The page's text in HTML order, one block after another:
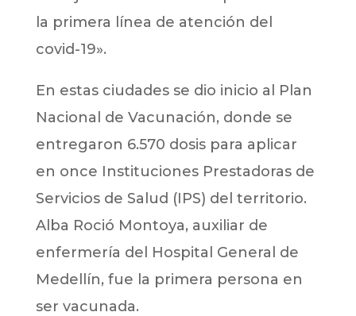
la primera línea de atención del
covid-19».
En estas ciudades se dio inicio al Plan
Nacional de Vacunación, donde se
entregaron 6.570 dosis para aplicar
en once Instituciones Prestadoras de
Servicios de Salud (IPS) del territorio.
Alba Roció Montoya, auxiliar de
enfermería del Hospital General de
Medellín, fue la primera persona en
ser vacunada.